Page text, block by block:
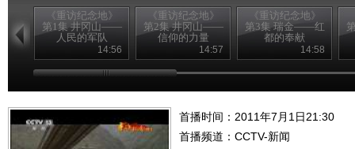
《重访纪念地》
第1集 井冈山——
人民的军队
14:56
《重访纪念地》
第2集 井冈山——
信仰的力量
14:57
《重访纪念地》
第3集 瑞金——红
都的奉献
14:58
首播时间：2011年7月1日21:30
首播频道： CCTV-新闻